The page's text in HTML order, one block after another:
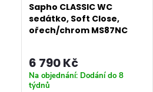
Sapho CLASSIC WC
sedátko, Soft Close,
ořech/chrom MS87NC
6 790 Kč
Na objednání: Dodání do 8
týdnů